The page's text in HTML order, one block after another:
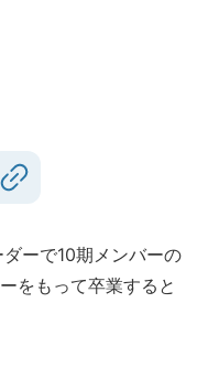
ーで10期メンバーの
をもって卒業すると